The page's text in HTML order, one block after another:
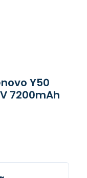
Y50
7200mAh